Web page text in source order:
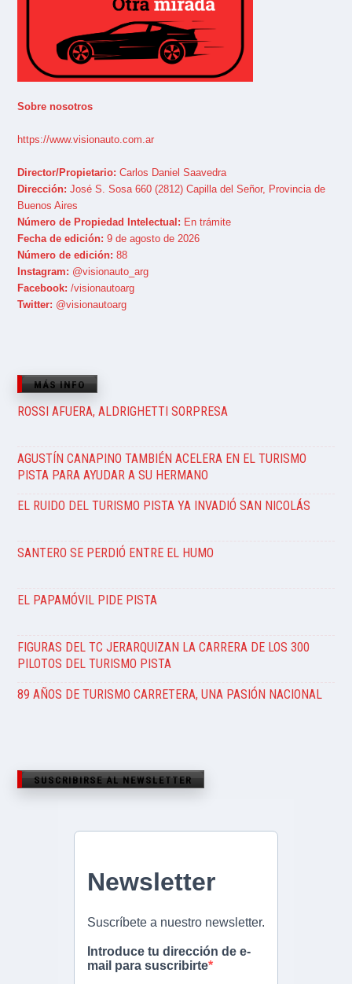
Sobre nosotros
https://www.visionauto.com.ar
Director/Propietario: Carlos Daniel Saavedra
Dirección: José S. Sosa 660 (2812) Capilla del Señor, Provincia de
Buenos Aires
Número de Propiedad Intelectual: En trámite
Fecha de edición: 9 de agosto de 2026
Número de edición: 88
Instagram: @visionauto_arg
Facebook: /visionautoarg
Twitter: @visionautoarg
MÁS INFO
ROSSI AFUERA, ALDRIGHETTI SORPRESA
AGUSTÍN CANAPINO TAMBIÉN ACELERA EN EL TURISMO
PISTA PARA AYUDAR A SU HERMANO
EL RUIDO DEL TURISMO PISTA YA INVADIÓ SAN NICOLÁS
SANTERO SE PERDIÓ ENTRE EL HUMO
EL PAPAMÓVIL PIDE PISTA
FIGURAS DEL TC JERARQUIZAN LA CARRERA DE LOS 300
PILOTOS DEL TURISMO PISTA
89 AÑOS DE TURISMO CARRETERA, UNA PASIÓN NACIONAL
SUSCRIBIRSE AL NEWSLETTER